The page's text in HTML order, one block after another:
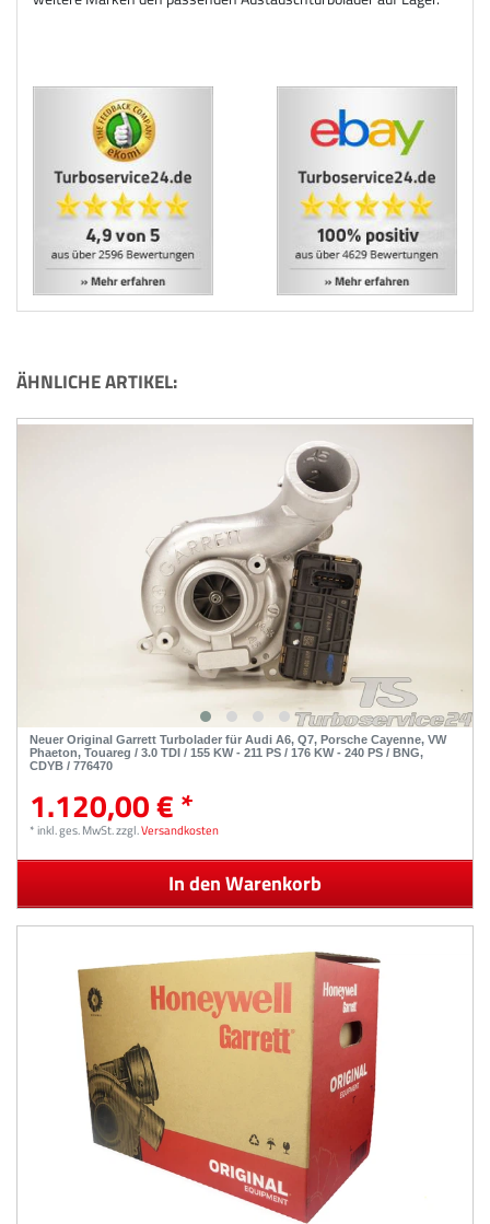
ÄHNLICHE ARTIKEL:
Neuer Original Garrett Turbolader für Audi A6, Q7, Porsche Cayenne, VW
Phaeton, Touareg / 3.0 TDI / 155 KW - 211 PS / 176 KW - 240 PS / BNG,
CDYB / 776470
1.120,00 € *
*inkl. ges. MwSt.zzgl.Versandkosten
In den Warenkorb